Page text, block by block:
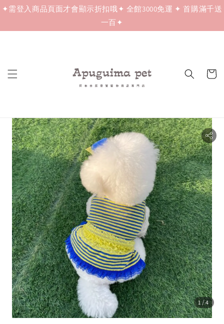
✦需登入商品頁面才會顯示折扣哦✦ 全館3000免運 ✦ 首購滿千送
一百✦
1/4